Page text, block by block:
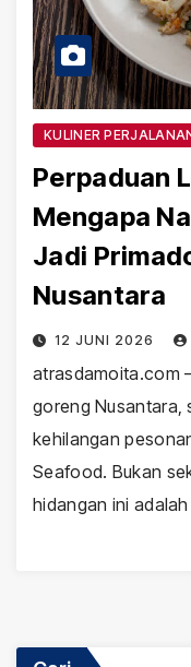
KULINER
Perpaduan
Mengapa
Jadi
Nusantara
12 JUNI 2026
atrasdamoita.com
goreng Nusantara,
kehilangan
Seafood. Bukan
hidangan ini